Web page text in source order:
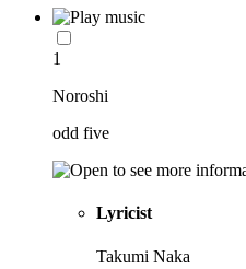
1
Noroshi
odd five
Lyricist
Takumi Naka